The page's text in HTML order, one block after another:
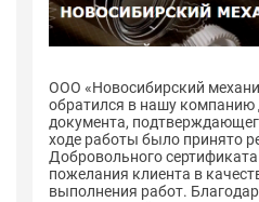
ООО «Новосибирский
обратился в нашу
документа,
ходе работы было принято
Добровольного
пожелания клиента в
выполнения работ.